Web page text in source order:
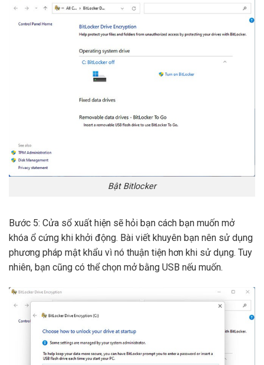
Bật Bitlocker
Bước 5: Cửa sổ xuất hiện sẽ hỏi bạn cách bạn muốn mở
khóa ổ cứng khi khởi động. Bài viết khuyên bạn nên sử dụng
phương pháp mật khẩu vì nó thuận tiện hơn khi sử dụng. Tuy
nhiên, bạn cũng có thể chọn mở bằng USB nếu muốn.